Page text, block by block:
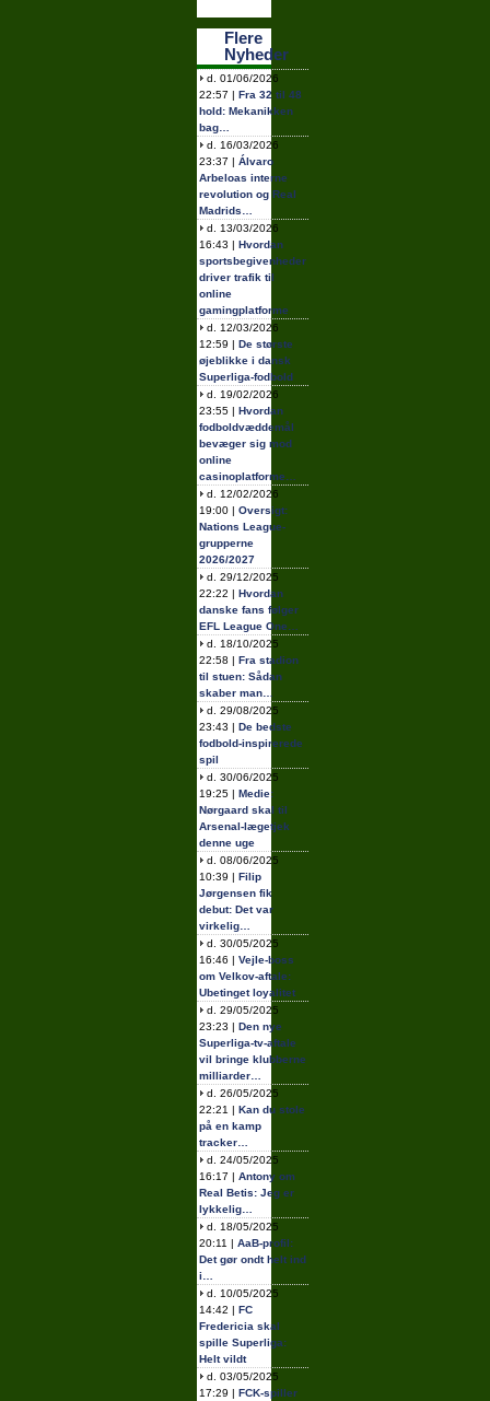
Flere
Nyheder
d. 01/06/2026
22:57 | Fra 32 til 48
hold: Mekanikken
bag…
d. 16/03/2026
23:37 | Álvaro
Arbeloas interne
revolution og Real
Madrids…
d. 13/03/2026
16:43 | Hvordan
sportsbegivenheder
driver trafik til
online
gamingplatforme
d. 12/03/2026
12:59 | De største
øjeblikke i dansk
Superliga-fodbold
d. 19/02/2026
23:55 | Hvordan
fodboldvæddemål
bevæger sig mod
online
casinoplatforme…
d. 12/02/2026
19:00 | Oversigt:
Nations League-
grupperne
2026/2027
d. 29/12/2025
22:22 | Hvordan
danske fans følger
EFL League One…
d. 18/10/2025
22:58 | Fra stadion
til stuen: Sådan
skaber man…
d. 29/08/2025
23:43 | De bedste
fodbold-inspirerede
spil
d. 30/06/2025
19:25 | Medie:
Nørgaard skal til
Arsenal-lægetjek
denne uge
d. 08/06/2025
10:39 | Filip
Jørgensen fik
debut: Det var
virkelig…
d. 30/05/2025
16:46 | Vejle-boss
om Velkov-aftale:
Ubetinget loyalitet
d. 29/05/2025
23:23 | Den nye
Superliga-tv-aftale
vil bringe klubberne
milliarder…
d. 26/05/2025
22:21 | Kan du stole
på en kamp
tracker…
d. 24/05/2025
16:17 | Antony om
Real Betis: Jeg er
lykkelig…
d. 18/05/2025
20:11 | AaB-profil:
Det gør ondt helt ind
i…
d. 10/05/2025
14:42 | FC
Fredericia skal
spille Superliga:
Helt vildt
d. 03/05/2025
17:29 | FCK-spiller